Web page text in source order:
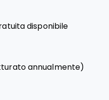
disponibile
annualmente)